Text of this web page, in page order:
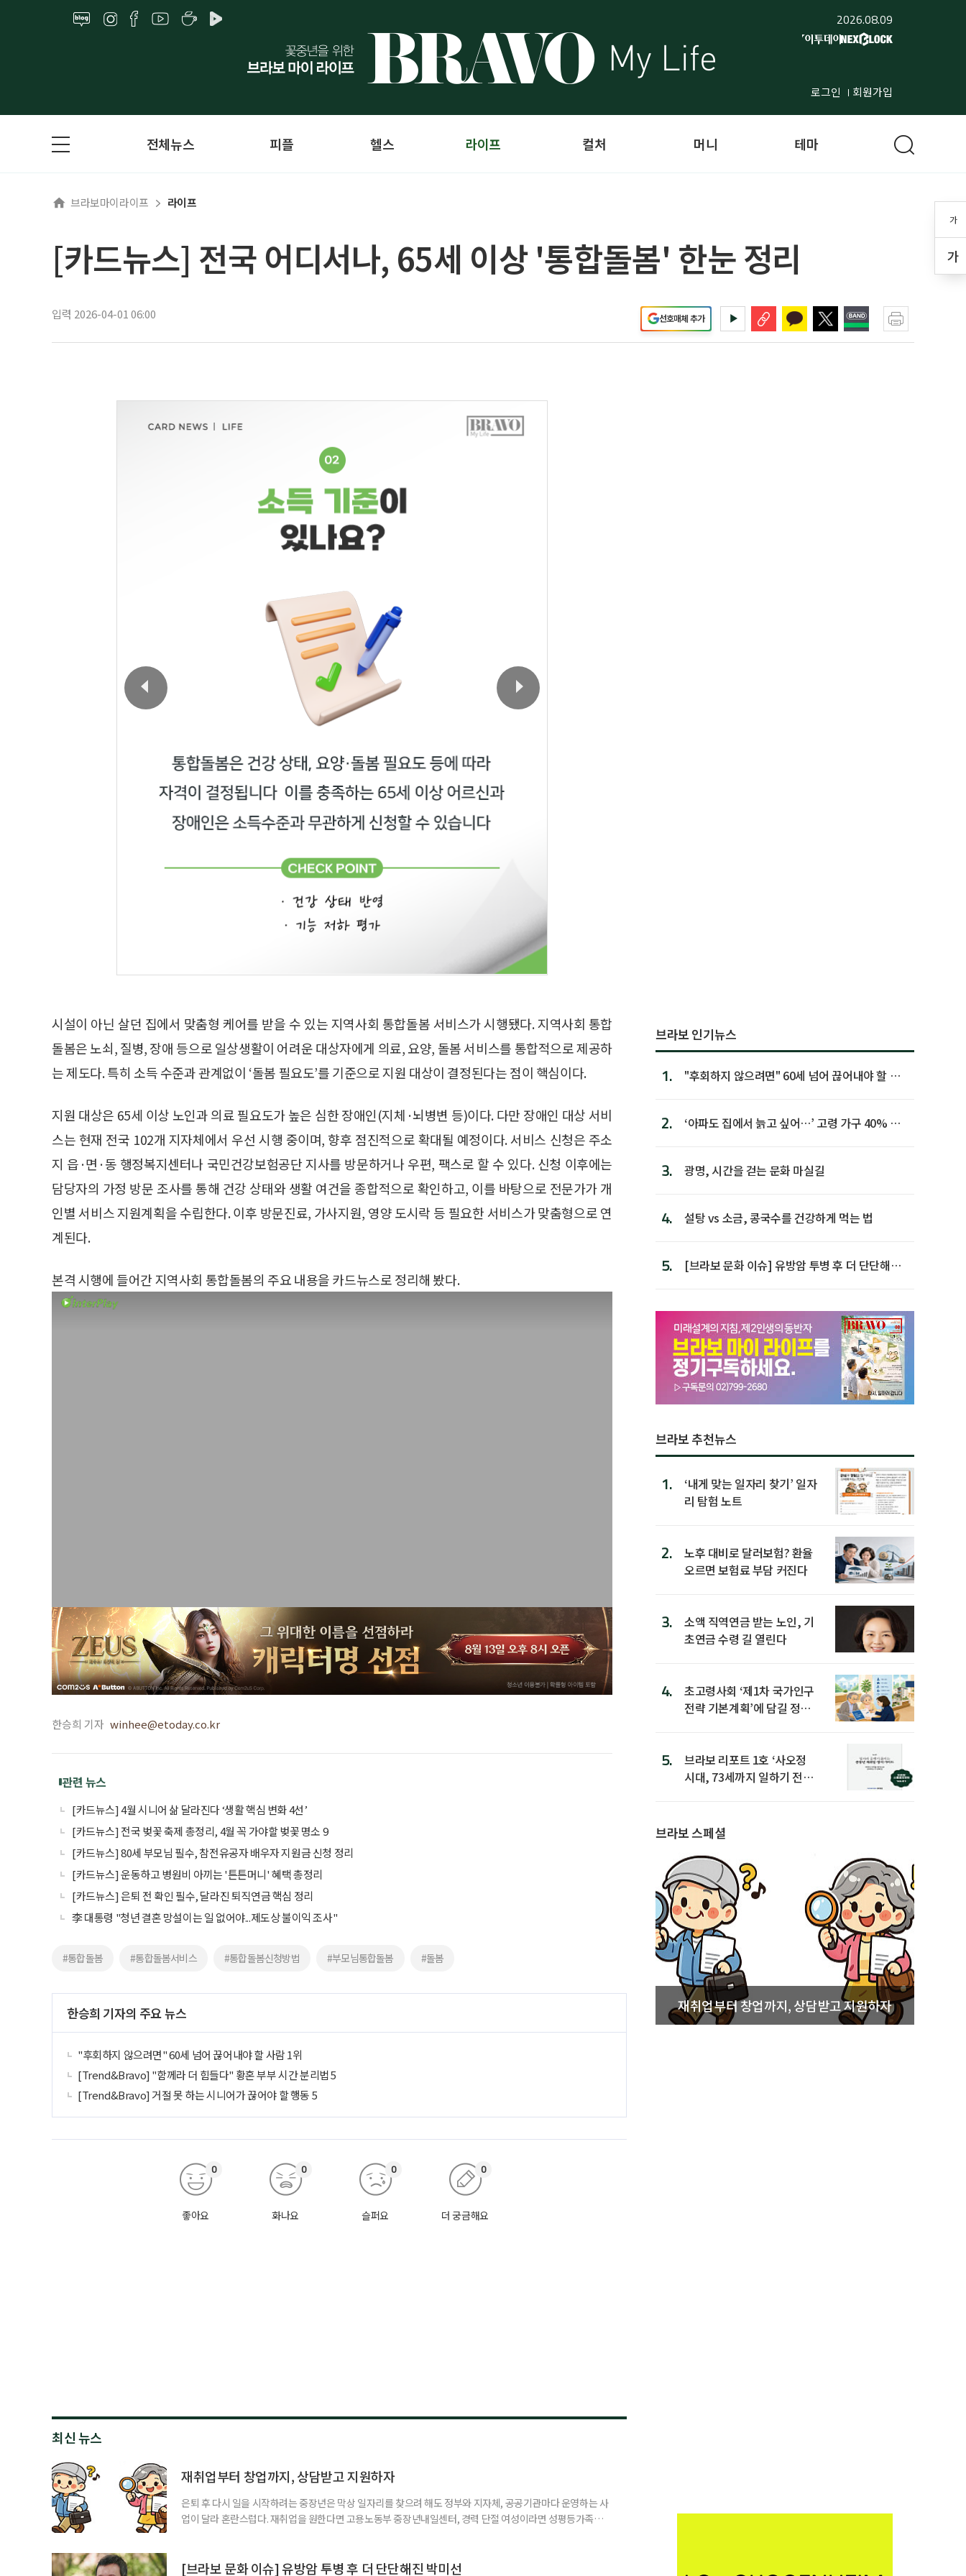
2026.08.09
로그인 회원가입
가
가
전체뉴스 피플 헬스 라이프 컬처 머니 테마
브라보마이라이프 라이프
[카드뉴스] 전국 어디서나, 65세 이상 '통합돌봄' 한눈 정리
입력 2026-04-01 06:00 선호매체 추가
시설이 아닌 살던 집에서 맞춤형 케어를 받을 수 있는 지역사회 통합돌봄 서비스가 시행됐다. 지역사회 통합
돌봄은 노쇠, 질병, 장애 등으로 일상생활이 어려운 대상자에게 의료, 요양, 돌봄 서비스를 통합적으로 제공하
는 제도다. 특히 소득 수준과 관계없이 ‘돌봄 필요도’를 기준으로 지원 대상이 결정된다는 점이 핵심이다.
지원 대상은 65세 이상 노인과 의료 필요도가 높은 심한 장애인(지체·뇌병변 등)이다. 다만 장애인 대상 서비
스는 현재 전국 102개 지자체에서 우선 시행 중이며, 향후 점진적으로 확대될 예정이다. 서비스 신청은 주소
지 읍·면·동 행정복지센터나 국민건강보험공단 지사를 방문하거나 우편, 팩스로 할 수 있다. 신청 이후에는
담당자의 가정 방문 조사를 통해 건강 상태와 생활 여건을 종합적으로 확인하고, 이를 바탕으로 전문가가 개
인별 서비스 지원계획을 수립한다. 이후 방문진료, 가사지원, 영양 도시락 등 필요한 서비스가 맞춤형으로 연
계된다.
본격 시행에 들어간 지역사회 통합돌봄의 주요 내용을 카드뉴스로 정리해 봤다.
한승희 기자 winhee@etoday.co.kr
관련 뉴스
[카드뉴스] 4월 시니어 삶 달라진다 ‘생활 핵심 변화 4선’
[카드뉴스] 전국 벚꽃 축제 총정리, 4월 꼭 가야할 벚꽃 명소 9
[카드뉴스] 80세 부모님 필수, 참전유공자 배우자 지원금 신청 정리
[카드뉴스] 운동하고 병원비 아끼는 '튼튼머니' 혜택 총정리
[카드뉴스] 은퇴 전 확인 필수, 달라진 퇴직연금 핵심 정리
李 대통령 "청년 결혼 망설이는 일 없어야...제도상 불이익 조사"
#통합돌봄 #통합돌봄서비스 #통합돌봄신청방법 #부모님통합돌봄 #돌봄
한승희 기자의 주요 뉴스
"후회하지 않으려면" 60세 넘어 끊어내야 할 사람 1위
[Trend&Bravo] "함께라 더 힘들다" 황혼 부부 시간 분리법 5
[Trend&Bravo] 거절 못 하는 시니어가 끊어야 할 행동 5
좋아요
0
화나요
0
슬퍼요
0
더 궁금해요
0
최신 뉴스
재취업부터 창업까지, 상담받고 지원하자
은퇴 후 다시 일을 시작하려는 중장년은 막상 일자리를 찾으려 해도 정부와 지자체, 공공기관마다 운영하는 사
업이 달라 혼란스럽다. 재취업을 원한다면 고용노동부 중장년내일센터, 경력 단절 여성이라면 성평등가족부
준비부터 구직 수당까지 고용노동부 국민취업지원제도 구직활동이 쉽지 않은 사람을 위한 제도다. 개인별 취
[브라보 문화 이슈] 유방암 투병 후 더 단단해진 박미선
브라보 인기뉴스
1.
"후회하지 않으려면" 60세 넘어 끊어내야 할 사
2.
‘아파도 집에서 늙고 싶어…’ 고령 가구 40% 노
3. 광명, 시간을 걷는 문화 마실길
4. 설탕 vs 소금, 콩국수를 건강하게 먹는 법
5.
[브라보 문화 이슈] 유방암 투병 후 더 단단해진
브라보 추천뉴스
1.
‘내게 맞는 일자리 찾기’ 일자
리 탐험 노트
2.
노후 대비로 달러보험? 환율
오르면 보험료 부담 커진다
3.
소액 직역연금 받는 노인, 기
초연금 수령 길 열린다
4.
초고령사회 ‘제1차 국가인구
전략 기본계획’에 담길 정책
5.
브라보 리포트 1호 ‘사오정
시대, 73세까지 일하기 전략’
브라보 스페셜
재취업부터 창업까지, 상담받고 지원하자